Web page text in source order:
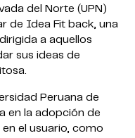
del Norte (UPN)
de Idea Fit back, una
a aquellos
sus ideas de
Peruana de
en la adopción de
el usuario, como